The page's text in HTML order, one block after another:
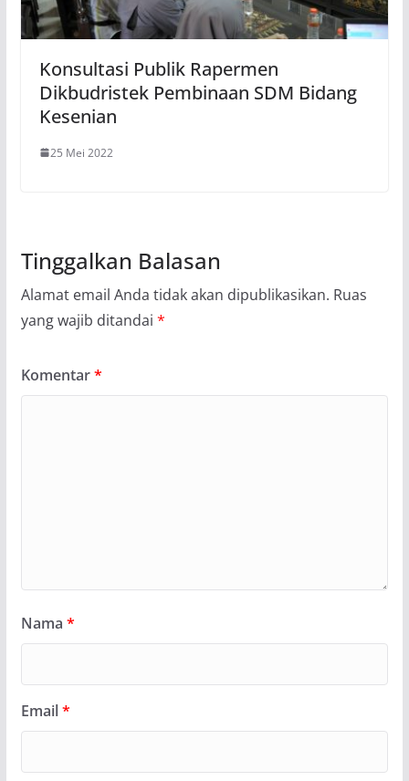
Konsultasi Publik Rapermen
Dikbudristek Pembinaan SDM Bidang
Kesenian
25 Mei 2022
Tinggalkan Balasan
Alamat email Anda tidak akan dipublikasikan. Ruas
yang wajib ditandai *
Komentar*
Nama *
Email*